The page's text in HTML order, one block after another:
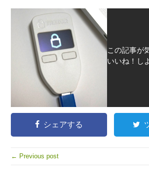
この記事が
いいね！し
シェアする
← Previous post